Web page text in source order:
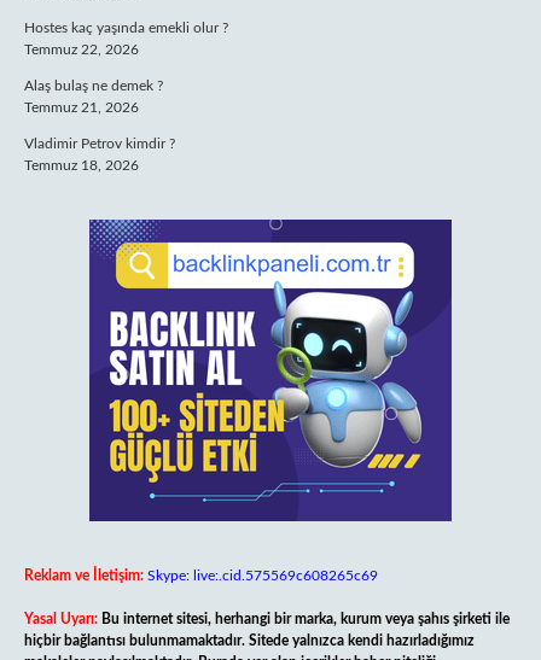
Hostes kaç yaşında emekli olur ?
Temmuz 22, 2026
Alaş bulaş ne demek ?
Temmuz 21, 2026
Vladimir Petrov kimdir ?
Temmuz 18, 2026
Reklam ve İletişim: Skype: live:.cid.575569c608265c69
Yasal Uyarı: Bu internet sitesi, herhangi bir marka, kurum veya şahıs şirketi ile
hiçbir bağlantısı bulunmamaktadır. Sitede yalnızca kendi hazırladığımız